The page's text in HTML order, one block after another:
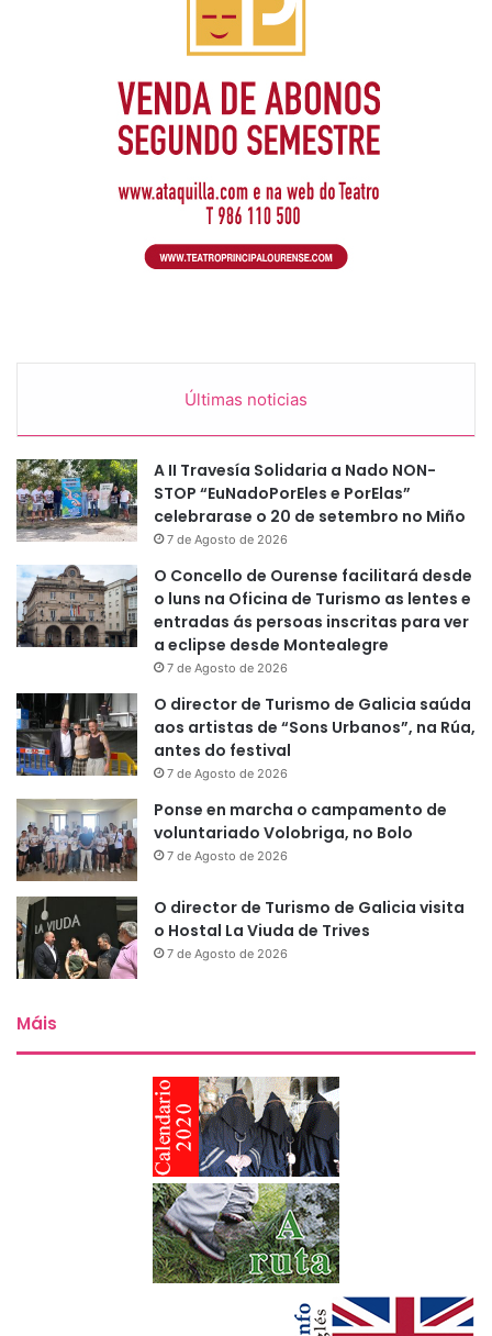
Últimas noticias
A II Travesía Solidaria a Nado NON-
STOP “EuNadoPorEles e PorElas”
celebrarase o 20 de setembro no Miño
7 de Agosto de 2026
O Concello de Ourense facilitará desde
o luns na Oficina de Turismo as lentes e
entradas ás persoas inscritas para ver
a eclipse desde Montealegre
7 de Agosto de 2026
O director de Turismo de Galicia saúda
aos artistas de “Sons Urbanos”, na Rúa,
antes do festival
7 de Agosto de 2026
Ponse en marcha o campamento de
voluntariado Volobriga, no Bolo
7 de Agosto de 2026
O director de Turismo de Galicia visita
o Hostal La Viuda de Trives
7 de Agosto de 2026
Máis